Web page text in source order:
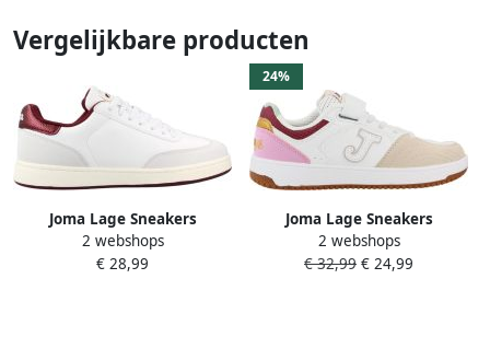
Vergelijkbare producten
Joma Lage Sneakers
Ccamlw2502
2 webshops
€ 28,99
24%
Joma Lage Sneakers
Jflexw2529v
2 webshops
€ 32,99 € 24,99